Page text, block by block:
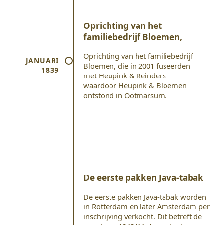
JANUARI
1839
Oprichting van het
familiebedrijf Bloemen,
Oprichting van het familiebedrijf
Bloemen, die in 2001 fuseerden
met Heupink & Reinders
waardoor Heupink & Bloemen
ontstond in Ootmarsum.
De eerste pakken Java-tabak
De eerste pakken Java-tabak worden
in Rotterdam en later Amsterdam per
inschrijving verkocht. Dit betreft de